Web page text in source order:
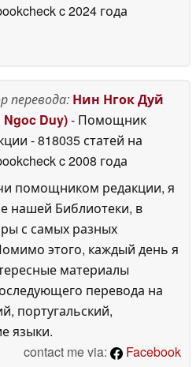
c 2024 года
перевода: Нин Нгок Дуй
Ngoc Duy)- Помощник
- 818035 статей на
c 2008 года
помощником редакции, я
нашей Библиотеки, в
с самых разных
этого, каждый день я
материалы
перевода на
португальский,
языки.
contact me via:
Facebook